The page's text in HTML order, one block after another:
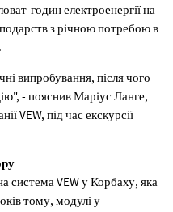
годин електроенергії на
з річною потребою в
випробування, після чого
- пояснив Маріус Ланге,
VEW, під час екскурсії
система VEW у Корбаху, яка
тому, модулі у